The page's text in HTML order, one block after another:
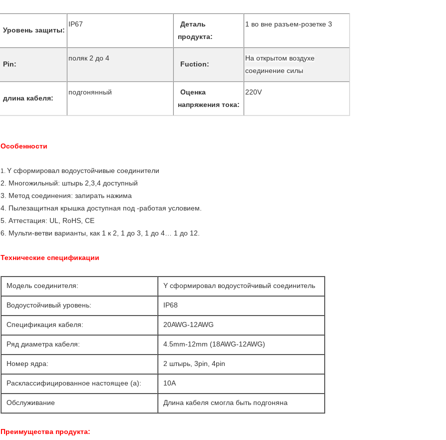
Уровень защиты:
IP67
Деталь
продукта:
1 во вне разъем-розетке 3
Pin:
поляк 2 до 4
Fuction:
На открытом воздухе
соединение силы
длина кабеля:
подгонянный
Оценка
напряжения тока:
220V
Особенности
1. Y сформировал водоустойчивые соединители
2. Многожильный: штырь 2,3,4 доступный
3. Метод соединения: запирать нажима
4. Пылезащитная крышка доступная под -работая условием.
5. Аттестация: UL, RoHS, CE
6. Мульти-ветви варианты, как 1 к 2, 1 до 3, 1 до 4… 1 до 12.
Технические спецификации
Модель соединителя: Y сформировал водоустойчивый соединитель
Водоустойчивый уровень: IP68
Спецификация кабеля: 20AWG-12AWG
Ряд диаметра кабеля: 4.5mm-12mm (18AWG-12AWG)
Номер ядра: 2 штырь, 3pin, 4pin
Расклассифицированное настоящее (a): 10A
Обслуживание Длина кабеля смогла быть подгоняна
Преимущества продукта: